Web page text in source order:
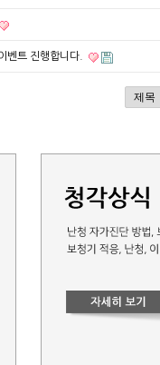
벤트 진행합니다.